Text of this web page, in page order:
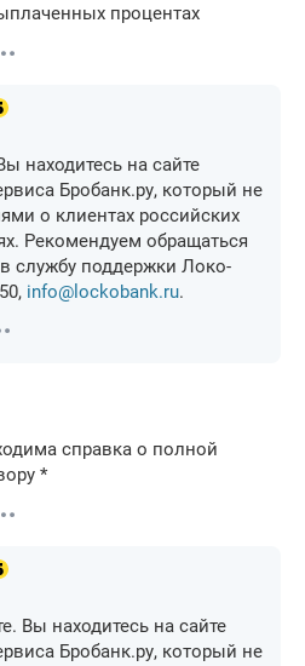
процентах
находитесь на сайте
Бробанк.ру, который не
о клиентах российских
Рекомендуем обращаться
службу поддержки Локо-
info@lockobank.ru.
справка о полной
*
Вы находитесь на сайте
Бробанк.ру, который не